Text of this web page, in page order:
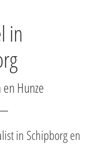
in
Hunze
in Schipborg en